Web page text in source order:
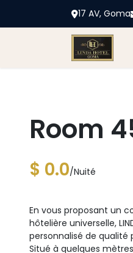
17 AV, Goma
Room
$ 0.0/Nuité
En vous proposant un
hôtelière universelle,
personnalisé de
Situé à quelques